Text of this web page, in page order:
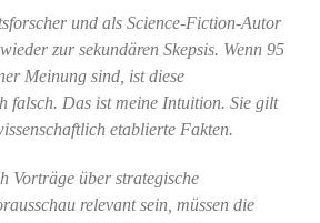
und als Science-Fiction-Autor
zur sekundären Skepsis. Wenn 95
Meinung sind, ist diese
falsch. Das ist meine Intuition. Sie gilt
etablierte Fakten.
Vorträge über strategische
relevant sein, müssen die